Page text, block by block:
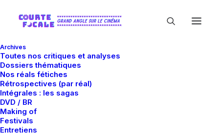
Archives
Toutes nos critiques et analyses
Dossiers thématiques
Nos réals fétiches
Rétrospectives (par réal)
Intégrales : les sagas
DVD / BR
Making of
Festivals
Entretiens
Festival de Cannes